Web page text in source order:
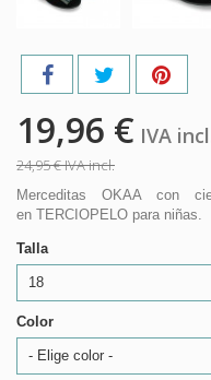
19,96 € IVA
24,95 €IVA incl.
Merceditas OKAA con
en TERCIOPELO para niñas.
Talla
18
Color
- Elige color -